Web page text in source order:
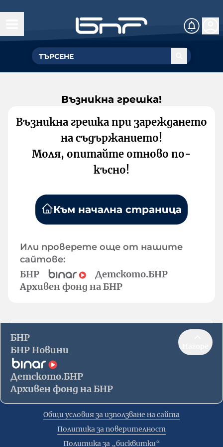
Възникна грешка!
Възникна грешка при зареждането
на съдържанието!
Моля, опитайте отново по-
късно!
Към начална страница
Или проверете още от нашите
сайтове:
БНР
Детското.БНР
Архивен фонд на БНР
БНР
БНР Новини
Детското.БНР
Архивен фонд на БНР
Общи условия за използване на сайта
Политика за поверителност
Политика за „бисквитки“